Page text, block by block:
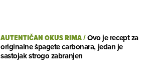
AUTENTIČAN OKUS RIMA/Ovo je recept za
originalne špagete carbonara, jedan je
sastojak strogo zabranjen